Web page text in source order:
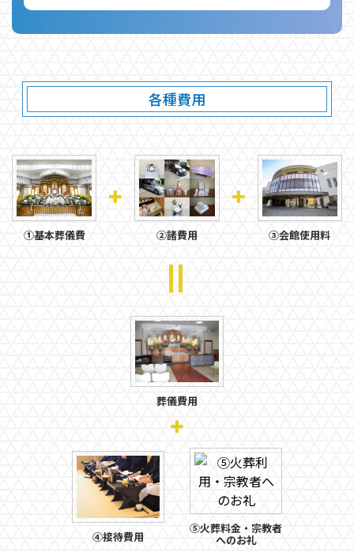
各種費用
①基本葬儀費 ②諸費用 ③会館使用料
＝
葬儀費用
④接待費用
⑤火葬料金・宗教者
へのお礼